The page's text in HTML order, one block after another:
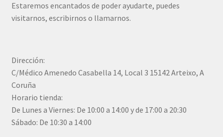
Estaremos encantados de poder ayudarte, puedes
visitarnos, escribirnos o llamarnos.
Dirección:
C/Médico Amenedo Casabella 14, Local 3 15142 Arteixo, A
Coruña
Horario tienda:
De Lunes a Viernes: De 10:00 a 14:00 y de 17:00 a 20:30
Sábado: De 10:30 a 14:00